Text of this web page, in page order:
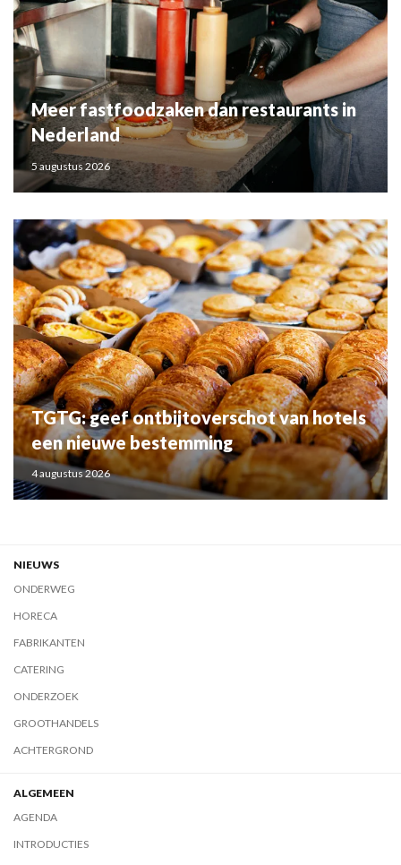
Meer fastfoodzaken dan restaurants in
Nederland
5 augustus 2026
TGTG: geef ontbijtoverschot van hotels
een nieuwe bestemming
4 augustus 2026
NIEUWS
ONDERWEG
HORECA
FABRIKANTEN
CATERING
ONDERZOEK
GROOTHANDELS
ACHTERGROND
ALGEMEEN
AGENDA
INTRODUCTIES